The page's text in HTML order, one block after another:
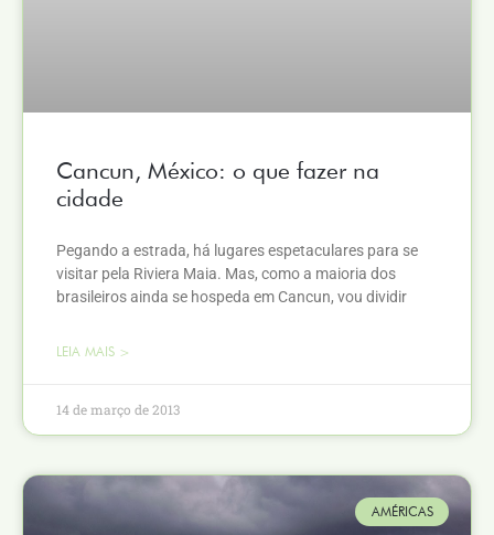
Cancun, México: o que fazer na
cidade
Pegando a estrada, há lugares espetaculares para se
visitar pela Riviera Maia. Mas, como a maioria dos
brasileiros ainda se hospeda em Cancun, vou dividir
LEIA MAIS >
14 de março de 2013
AMÉRICAS